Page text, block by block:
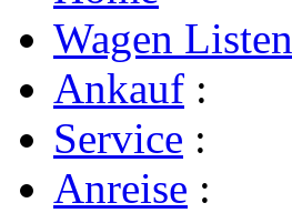
Wagen Listen
Ankauf :
Service :
Anreise :